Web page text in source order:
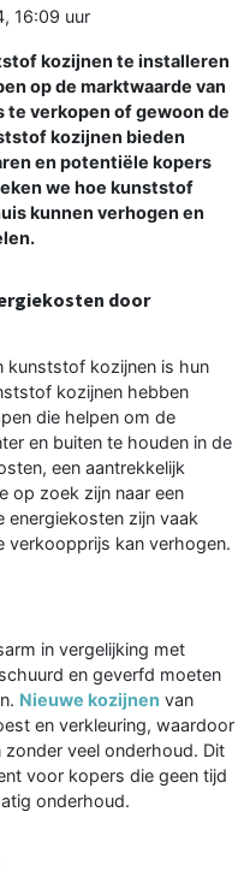
16:09 uur
kozijnen te installeren
op de marktwaarde van
te verkopen of gewoon de
kozijnen bieden
en potentiële kopers
we hoe kunststof
kunnen verhogen en
door
kunststof kozijnen is hun
kozijnen hebben
die helpen om de
en buiten te houden in de
een aantrekkelijk
op zoek zijn naar een
energiekosten zijn vaak
verkoopprijs kan verhogen.
in vergelijking met
en geverfd moeten
Nieuwe kozijnen van
en verkleuring, waardoor
zonder veel onderhoud. Dit
voor kopers die geen tijd
onderhoud.